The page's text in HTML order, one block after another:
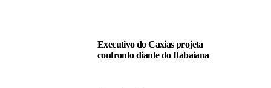
Executivo do Caxias projeta
confronto diante do Itabaiana